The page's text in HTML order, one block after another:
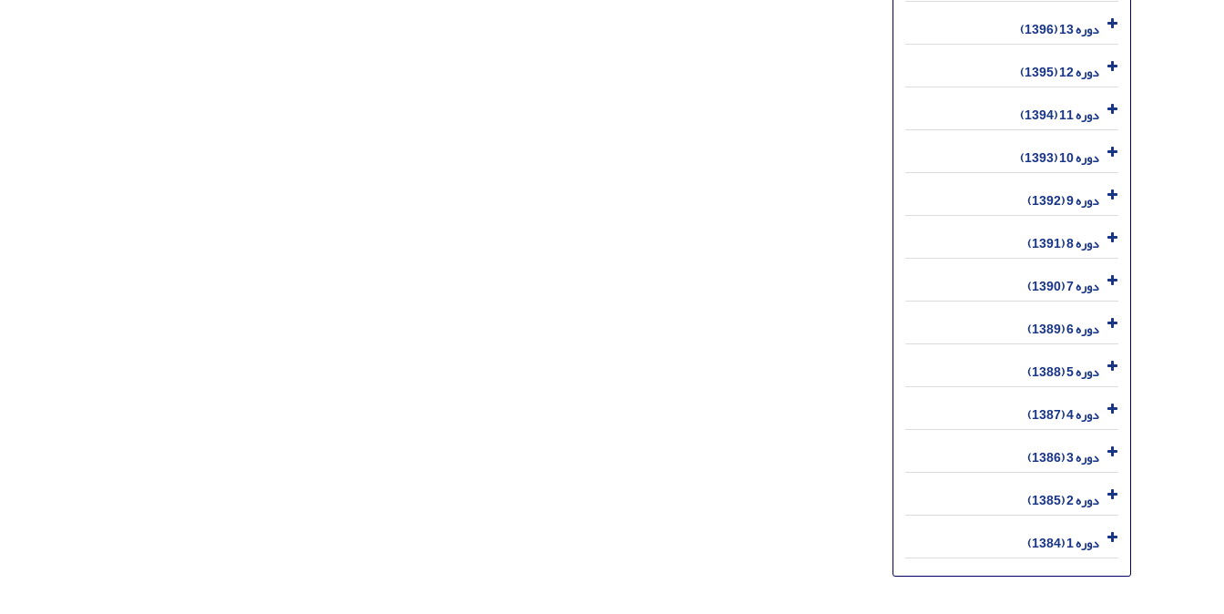
دوره 13 (1396)
دوره 12 (1395)
دوره 11 (1394)
دوره 10 (1393)
دوره 9 (1392)
دوره 8 (1391)
دوره 7 (1390)
دوره 6 (1389)
دوره 5 (1388)
دوره 4 (1387)
دوره 3 (1386)
دوره 2 (1385)
دوره 1 (1384)